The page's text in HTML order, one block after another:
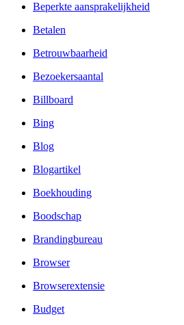
Beperkte aansprakelijkheid
Betalen
Betrouwbaarheid
Bezoekersaantal
Billboard
Bing
Blog
Blogartikel
Boekhouding
Boodschap
Brandingbureau
Browser
Browserextensie
Budget